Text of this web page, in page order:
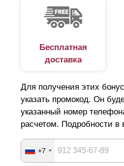
Все заборы фирмы, включая
устанавливаются нашими
постройки уточняются еще на
забора. Конструкторы
может создать заборные
уже заданному расстоянию
этого, вы можете выбрать
В конце процесса
антикоррозийная обработка и
покупателем цвет. Доставка
производится одновременно.
Бесплатная
доставка
Для получения этих
указать промокод. Он
указанный номер
расчетом. Подробности в
+7